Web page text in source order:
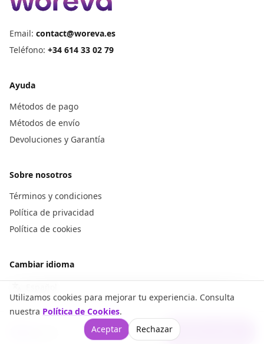
Añadir al carrito
Email: contact@woreva.es
Teléfono: +34 614 33 02 79
Ayuda
Métodos de pago
Métodos de envío
Devoluciones y Garantía
Sobre nosotros
Términos y condiciones
Política de privacidad
Política de cookies
Cambiar idioma
Utilizamos cookies para mejorar tu experiencia. Consulta
nuestra Política de Cookies.
Aceptar
Rechazar